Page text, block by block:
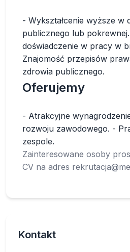
- Wykształcenie wyższe w
publicznego lub
doświadczenie w pracy w
Znajomość przepisów
zdrowia publicznego.
Oferujemy
- Atrakcyjne
rozwoju zawodowego. -
zespole.
Zainteresowane osoby
CV na adres
Kontakt